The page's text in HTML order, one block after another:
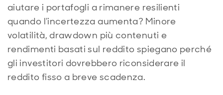
aiutare i portafogli a rimanere resilienti
quando l'incertezza aumenta? Minore
volatilità, drawdown più contenuti e
rendimenti basati sul reddito spiegano perché
gli investitori dovrebbero riconsiderare il
reddito fisso a breve scadenza.